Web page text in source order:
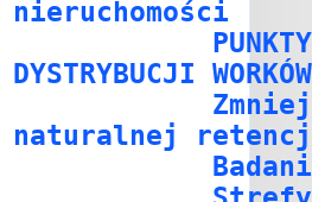
nieruchomości
PUNKTY
DYSTRYBUCJI WORKÓW
naturalnej